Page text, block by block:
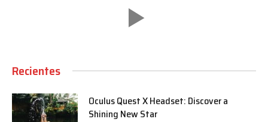
Recientes
Oculus Quest X Headset: Discover a
Shining New Star